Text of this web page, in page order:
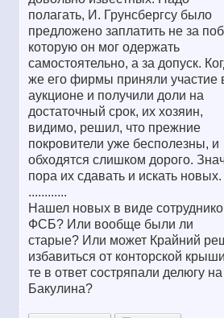
полагать, И. Грунсбергсу было
предложено заплатить не за
которую он мог одержать
самостоятельно, а за допуск.
же его фирмы приняли участие
аукционе и получили доли на
достаточный срок, их хозяин,
видимо, решил, что прежние
покровители уже бесполезны, и
обходятся слишком дорого.
пора их сдавать и искать новых.
............
Нашел новых в виде
ФСБ? Или вообще были ли
старые? Или может Крайний
избавиться от конторской
те в ответ состряпали делюгу на
Бакулина?